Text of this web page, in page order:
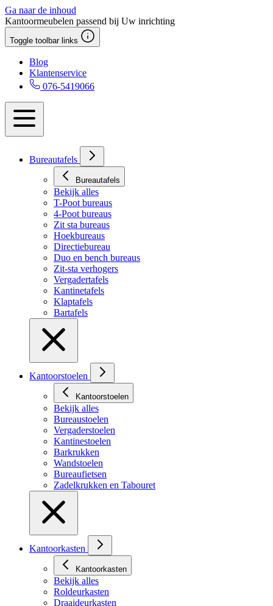
Ga naar de inhoud
Kantoormeubelen passend bij Uw inrichting
Toggle toolbar links
Blog
Klantenservice
076-5419066
Bureautafels
Bureautafels
Bekijk alles
T-Poot bureaus
4-Poot bureaus
Zit sta bureaus
Hoekbureaus
Directiebureau
Duo en bench bureaus
Zit-sta verhogers
Vergadertafels
Kantinetafels
Klaptafels
Bartafels
Kantoorstoelen
Kantoorstoelen
Bekijk alles
Bureaustoelen
Vergaderstoelen
Kantinestoelen
Barkrukken
Wandstoelen
Bureaufietsen
Zadelkrukken en Tabouret
Kantoorkasten
Kantoorkasten
Bekijk alles
Roldeurkasten
Draaideurkasten